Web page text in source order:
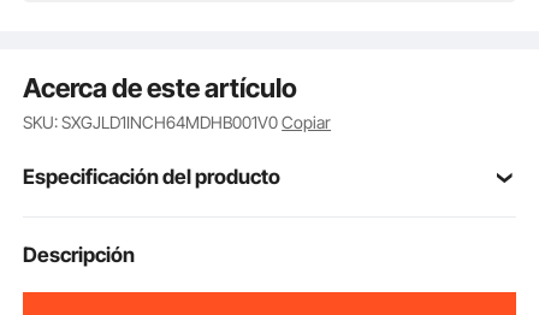
Acerca de este artículo
SKU: SXGJLD1INCH64MDHB001V0Copiar
Especificación del producto
Número de
modelo
Descripción